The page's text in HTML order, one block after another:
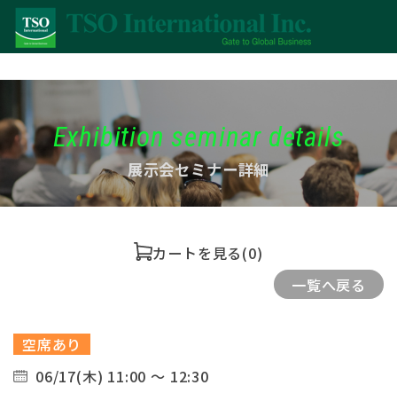
Exhibition seminar details
展示会セミナー詳細
カートを見る(0)
一覧へ戻る
空席あり
06/17(木) 11:00 ～ 12:30